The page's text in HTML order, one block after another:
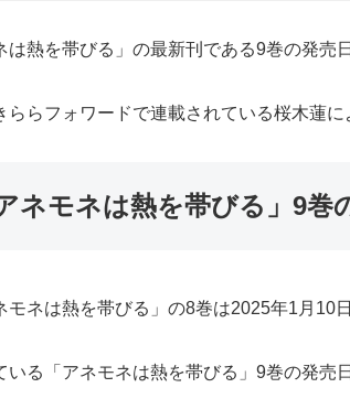
は熱を帯びる」の最新刊である9巻の発売
ららフォワードで連載されている桜木蓮
ネモネは熱を帯びる」9巻
モネは熱を帯びる」の8巻は2025年1月10
いる「アネモネは熱を帯びる」9巻の発売